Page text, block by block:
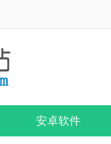
安卓软件